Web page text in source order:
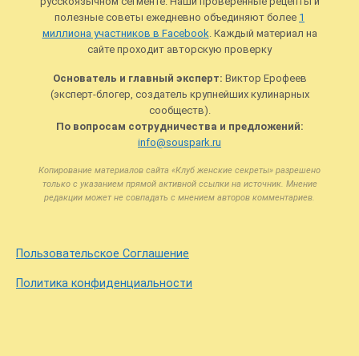
полезные советы ежедневно объединяют более 1
миллиона участников в Facebook. Каждый материал на
сайте проходит авторскую проверку
Основатель и главный эксперт: Виктор Ерофеев
(эксперт-блогер, создатель крупнейших кулинарных
сообществ).
По вопросам сотрудничества и предложений:
info@souspark.ru
Копирование материалов сайта «Клуб женские секреты» разрешено
только с указанием прямой активной ссылки на источник. Мнение
редакции может не совпадать с мнением авторов комментариев.
Пользовательское Соглашение
Политика конфиденциальности